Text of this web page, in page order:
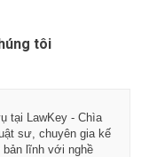
tôi
tại LawKey - Chìa
sư, chuyên gia kế
lĩnh với nghề